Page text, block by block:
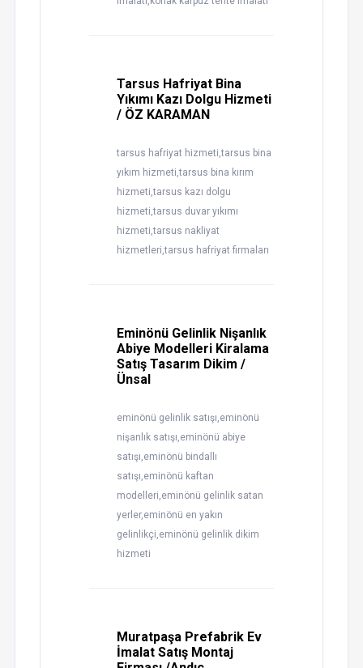
Tarsus Hafriyat Bina
Yıkımı Kazı Dolgu Hizmeti
/ ÖZ KARAMAN
tarsus hafriyat hizmeti,tarsus bina
yıkım hizmeti,tarsus bina kırım
hizmeti,tarsus kazı dolgu
hizmeti,tarsus duvar yıkımı
hizmeti,tarsus nakliyat
hizmetleri,tarsus hafriyat firmaları
Eminönü Gelinlik Nişanlık
Abiye Modelleri Kiralama
Satış Tasarım Dikim /
Ünsal
eminönü gelinlik satışı,eminönü
nişanlık satışı,eminönü abiye
satışı,eminönü bindallı
satışı,eminönü kaftan
modelleri,eminönü gelinlik satan
yerler,eminönü en yakın
gelinlikçi,eminönü gelinlik dikim
hizmeti
Muratpaşa Prefabrik Ev
İmalat Satış Montaj